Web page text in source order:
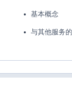
基本概念
与其他服务